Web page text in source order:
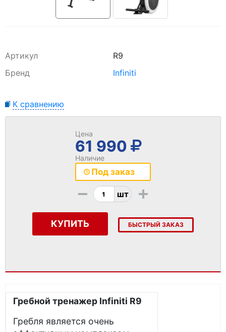
Артикул
R9
Бренд
Infiniti
К сравнению
Цена
61 990
Наличие
Под заказ
- шт +
КУПИТЬ БЫСТРЫЙ ЗАКАЗ
Гребной тренажер Infiniti R9
Гребля является очень